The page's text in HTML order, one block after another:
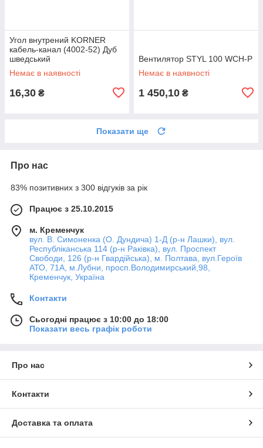
Угол внутрений KORNER
кабель-канал (4002-52) Дуб
шведський
Немає в наявності
16,30 ₴
Вентилятор STYL 100 WCH-P
Немає в наявності
1 450,10 ₴
Показати ще
Про нас
83% позитивних з 300 відгуків за рік
Працює з 25.10.2015
м. Кременчук
вул. В. Симоненка (О. Дундича) 1-Д (р-н Лашки), вул.
Республіканська 114 (р-н Раківка), вул. Проспект
Свободи, 126 (р-н Гвардійська), м. Полтава, вул.Героїв
АТО, 71А, м.Лубни, просп.Володимирський,98,
Кременчук, Україна
Контакти
Сьогодні працює з 10:00 до 18:00
Показати весь графік роботи
Про нас
Контакти
Доставка та оплата